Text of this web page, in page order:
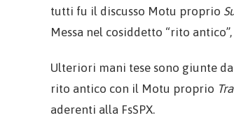
tutti fu il discusso Motu proprio
Messa nel cosiddetto “rito
Ulteriori mani tese sono giunte
rito antico con il Motu proprio
aderenti alla FsSPX.